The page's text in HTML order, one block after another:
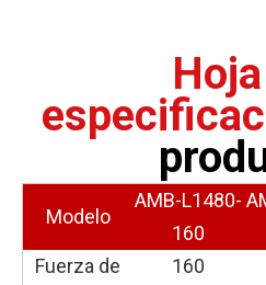
Modelo
AMB-L1480-
160
Fuerza de
160